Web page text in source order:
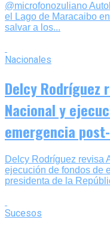
@microfonozuliano
el Lago de Maracaibo
salvar a los...
Nacionales
Delcy Rodríguez
Nacional y
emergencia
Delcy Rodríguez revisa
ejecución de fondos de
presidenta de la
Sucesos